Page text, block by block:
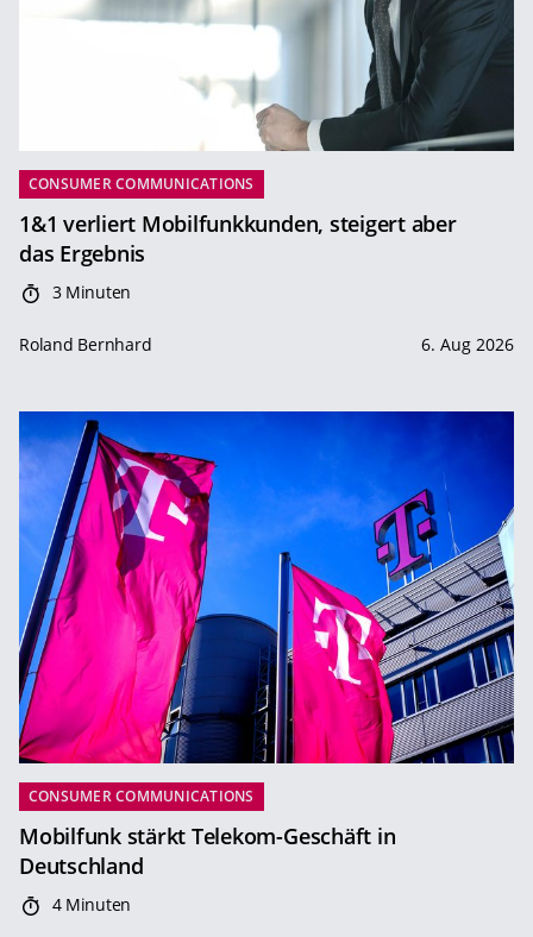
CONSUMER COMMUNICATIONS
1&1 verliert Mobilfunkkunden, steigert aber
das Ergebnis
3 Minuten
Roland Bernhard 6. Aug 2026
CONSUMER COMMUNICATIONS
Mobilfunk stärkt Telekom-Geschäft in
Deutschland
4 Minuten